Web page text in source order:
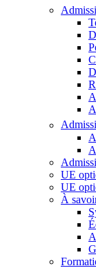
UE
UE
À